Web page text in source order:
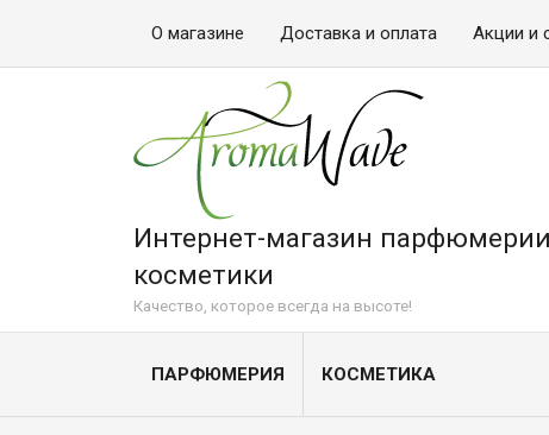
О магазине Доставка и оплата Акции и
Интернет-магазин
косметики
Качество, которое всегда на высоте!
ПАРФЮМЕРИЯ КОСМЕТИКА